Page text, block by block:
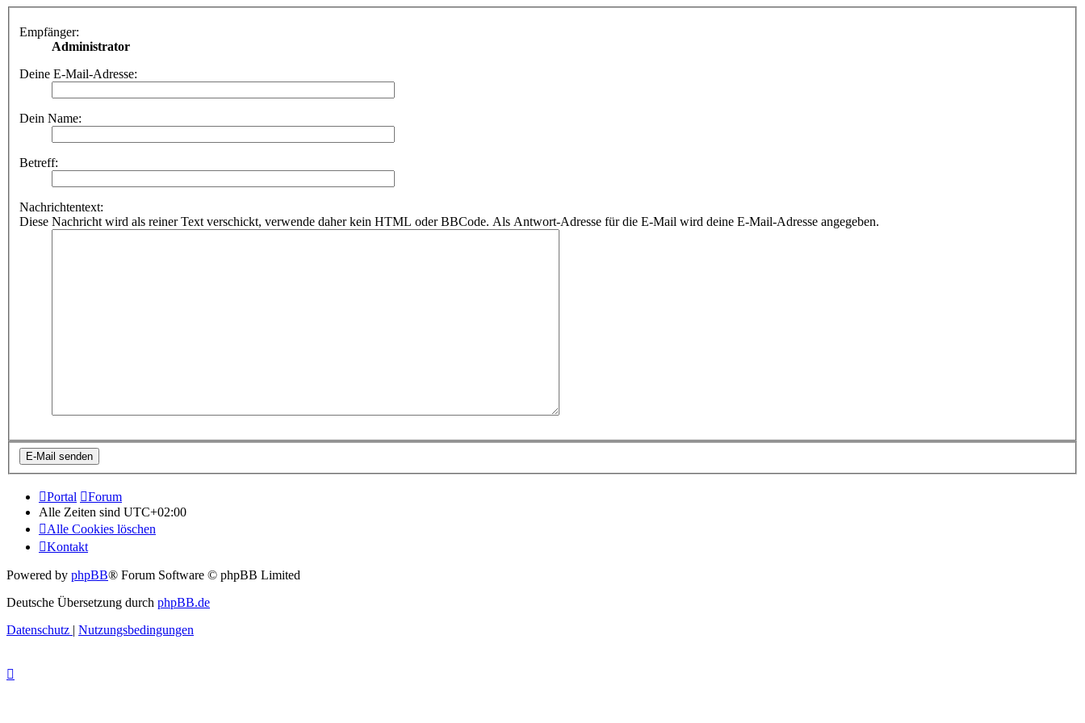
Empfänger:
Administrator
Deine E-Mail-Adresse:
Dein Name:
Betreff:
Nachrichtentext:
Diese Nachricht wird als reiner Text verschickt, verwende daher kein HTML oder BBCode. Als Antwort-Adresse für die E-Mail wird deine E-Mail-Adresse angegeben.
Portal
Forum
Alle Zeiten sind UTC+02:00
Alle Cookies löschen
Kontakt
Powered by phpBB® Forum Software © phpBB Limited
Deutsche Übersetzung durch phpBB.de
Datenschutz | Nutzungsbedingungen